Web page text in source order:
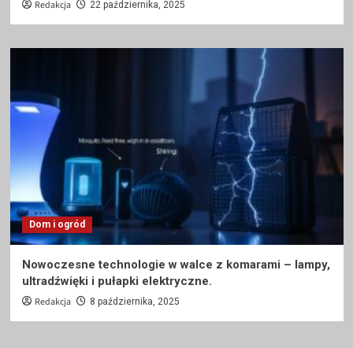
Redakcja 22 października, 2025
Dom i ogród
Nowoczesne technologie w walce z komarami – lampy,
ultradźwięki i pułapki elektryczne.
Redakcja 8 października, 2025